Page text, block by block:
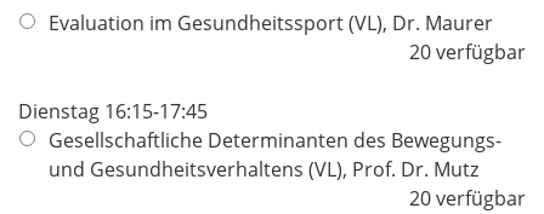
Evaluation im Gesundheitssport (VL), Dr. Maurer
20 verfügbar
Dienstag 16:15-17:45
Gesellschaftliche Determinanten des Bewegungs-
und Gesundheitsverhaltens (VL), Prof. Dr. Mutz
20 verfügbar